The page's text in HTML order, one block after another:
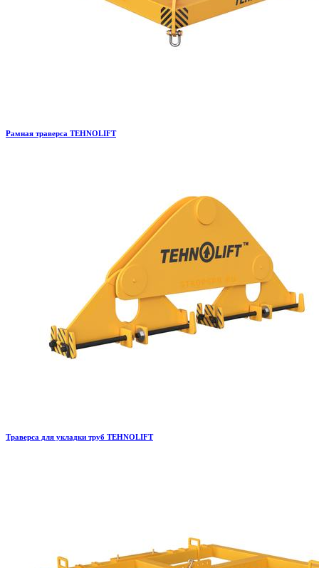
Рамная траверса TEHNOLIFT
Траверса для укладки труб TEHNOLIFT